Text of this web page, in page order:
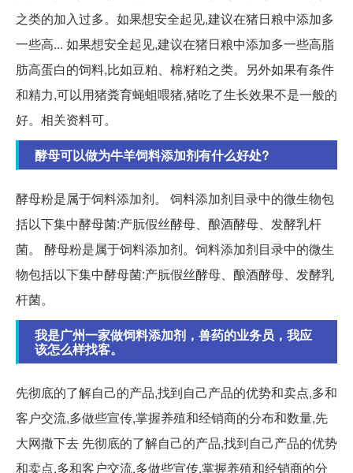
之类的加入过多。如果想安全起见,建议在猪日粮中添加多
一些高... 如果想安全起见,建议在猪日粮中添加多一些高脂
肪高蛋白的饲料,比如豆粕、棉籽粕之类。另外如果有条件
和精力,可以用猪粪育蝇蛆喂猪,猪吃了生长效果不是一般的
好。相关资料可。
酵母可以做为牛羊饲料添加剂有什么好处?
酵母粉是属于饲料添加剂。 饲料添加剂目录中的微生物包
括以下集中酵母菌:产朊假丝酵母、酿酒酵母、发酵乳杆
菌。 酵母粉是属于饲料添加剂。饲料添加剂目录中的微生
物包括以下集中酵母菌:产朊假丝酵母、酿酒酵母、发酵乳
杆菌。
我是广州一家做饲料添加剂，兽药的业务员，我应
该怎么样找客。
先彻底的了解自己的产品,找到自己产品的优势和卖点,多和
客户交流,多做些宣传,掌握养殖和经销商的分布和数量,先
大网撒下去 先彻底的了解自己的产品,找到自己产品的优势
和卖点,多和客户交流,多做些宣传,掌握养殖和经销商的分